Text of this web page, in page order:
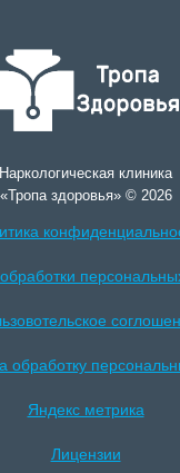
Наркологическая клиника
«Тропа здоровья» © 2026
обработку
Яндекс метрика
Лицензии